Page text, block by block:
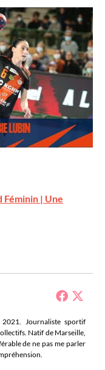
Féminin | Une
Journaliste sportif
Natif de Marseille,
de ne pas me parler